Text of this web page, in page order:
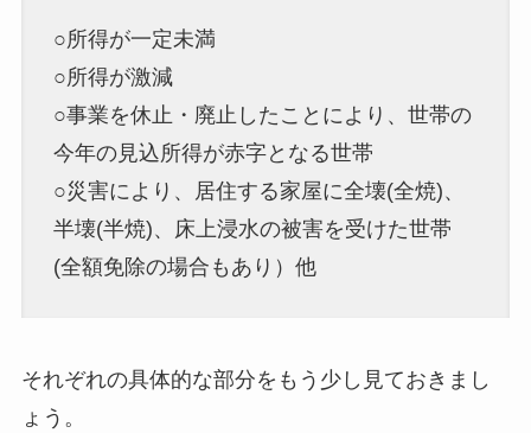
○所得が一定未満
○所得が激減
○事業を休止・廃止したことにより、世帯の
今年の見込所得が赤字となる世帯
○災害により、居住する家屋に全壊(全焼)、
半壊(半焼)、床上浸水の被害を受けた世帯
(全額免除の場合もあり）他
それぞれの具体的な部分をもう少し見ておきまし
ょう。